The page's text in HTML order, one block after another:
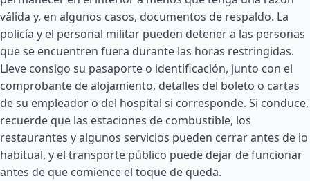
válida y, en algunos casos, documentos de respaldo. La
policía y el personal militar pueden detener a las personas
que se encuentren fuera durante las horas restringidas.
Lleve consigo su pasaporte o identificación, junto con el
comprobante de alojamiento, detalles del boleto o cartas
de su empleador o del hospital si corresponde. Si conduce,
recuerde que las estaciones de combustible, los
restaurantes y algunos servicios pueden cerrar antes de lo
habitual, y el transporte público puede dejar de funcionar
antes de que comience el toque de queda.